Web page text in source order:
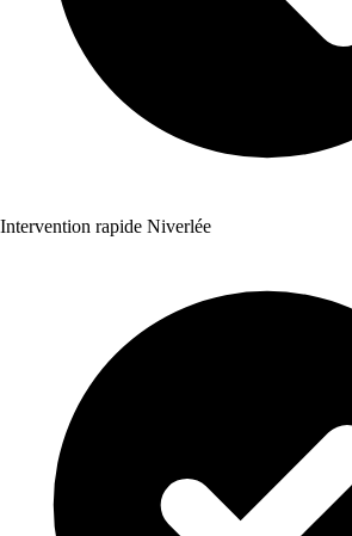
Intervention rapide Niverlée